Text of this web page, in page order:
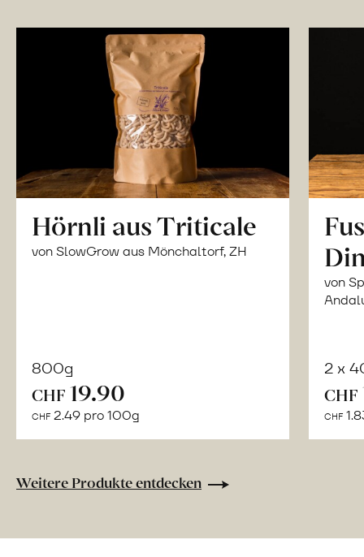
Hörnli aus Triticale
von SlowGrow aus Mönchaltorf, ZH
800g
CHF 19.90
CHF 2.49 pro 100g
von
2 x
CHF
CHF
Weitere Produkte entdecken